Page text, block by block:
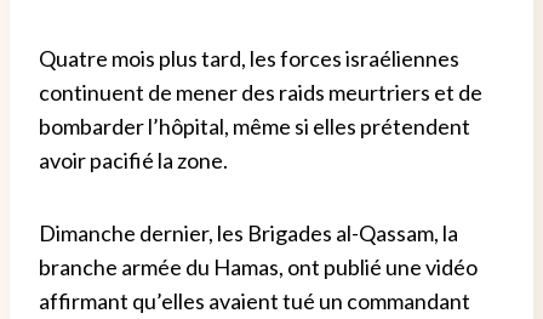
Quatre mois plus tard, les forces israéliennes
continuent de mener des raids meurtriers et de
bombarder l’hôpital, même si elles prétendent
avoir pacifié la zone.
Dimanche dernier, les Brigades al-Qassam, la
branche armée du Hamas, ont publié une vidéo
affirmant qu’elles avaient tué un commandant